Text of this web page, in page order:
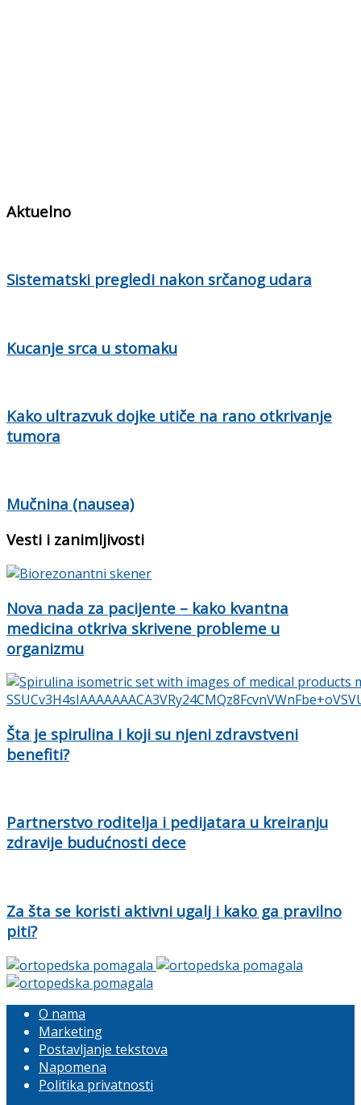
Aktuelno
Sistematski pregledi nakon srčanog udara
Kucanje srca u stomaku
Kako ultrazvuk dojke utiče na rano otkrivanje
tumora
Mučnina (nausea)
Vesti i zanimljivosti
Nova nada za pacijente – kako kvantna
medicina otkriva skrivene probleme u
organizmu
Šta je spirulina i koji su njeni zdravstveni
benefiti?
Partnerstvo roditelja i pedijatara u kreiranju
zdravije budućnosti dece
Za šta se koristi aktivni ugalj i kako ga pravilno
piti?
O nama
Marketing
Postavljanje tekstova
Napomena
Politika privatnosti